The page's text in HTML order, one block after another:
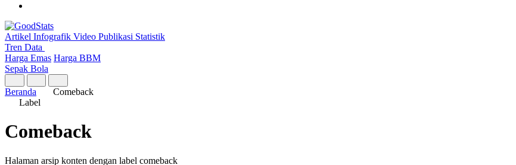
Artikel Infografik Video Publikasi Statistik
Tren Data
Harga Emas Harga BBM
Sepak Bola
Beranda
Comeback
Label
Comeback
Halaman arsip konten dengan label comeback